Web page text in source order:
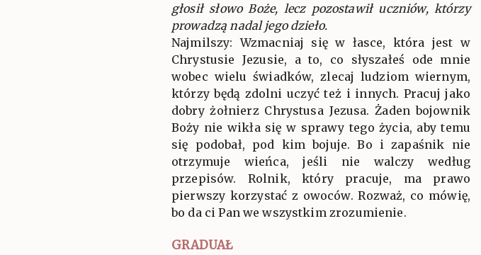
głosił słowo Boże, lecz pozostawił uczniów, którzy
prowadzą nadal jego dzieło.
Najmilszy: Wzmacniaj się w łasce, która jest w
Chrystusie Jezusie, a to, co słyszałeś ode mnie
wobec wielu świadków, zlecaj ludziom wiernym,
którzy będą zdolni uczyć też i innych. Pracuj jako
dobry żołnierz Chrystusa Jezusa. Żaden bojownik
Boży nie wikła się w sprawy tego życia, aby temu
się podobał, pod kim bojuje. Bo i zapaśnik nie
otrzymuje wieńca, jeśli nie walczy według
przepisów. Rolnik, który pracuje, ma prawo
pierwszy korzystać z owoców. Rozważ, co mówię,
bo da ci Pan we wszystkim zrozumienie.
GRADUAŁ